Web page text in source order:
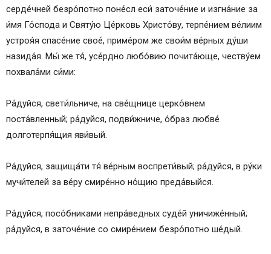
серде́чней безро́потно поне́сл еси́ заточе́ние и изгна́ние за
и́мя Го́спода и Святу́ю Це́рковь Христо́ву, терпе́нием ве́лиим
устроя́я спасе́ние свое́, приме́ром же свои́м ве́рных ду́ши
назида́я. Мы́ же тя́, усе́рдно любо́вию почита́юще, честву́ем
похвала́ми си́ми:
Ра́дуйся, свети́льниче, на све́щнице церко́внем
поста́вленный; ра́дуйся, подви́жниче, о́браз любве́
долготерпя́щия яви́вый.
Ра́дуйся, защища́ти тя́ ве́рным воспрети́вый; ра́дуйся, в ру́ки
мучи́телей за ве́ру смире́нно но́щию преда́выйся.
Ра́дуйся, посо́бниками непра́ведных суде́й уничиже́нный;
ра́дуйся, в заточе́ние со смире́нием безро́потно ше́дый.